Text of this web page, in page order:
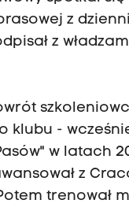
z
z
klubu -
w latach
z
trenował